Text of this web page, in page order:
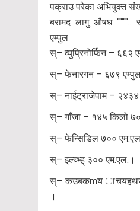
पक्राउ परेका अभियुक्त संख्या
बरामद लागु औषध
एम्पुल
स्– व्युप्रिनोर्फिन – ६६२
स्– फेनारगन – ६७९
स्– नाईट्राजेपाम –
स्– गाँजा – १४५ किलो
स्– फेन्सिडिल ७००
स्– इल्च्भ्ह् ३०० एम.एल.।
स्– कउबकmय
।